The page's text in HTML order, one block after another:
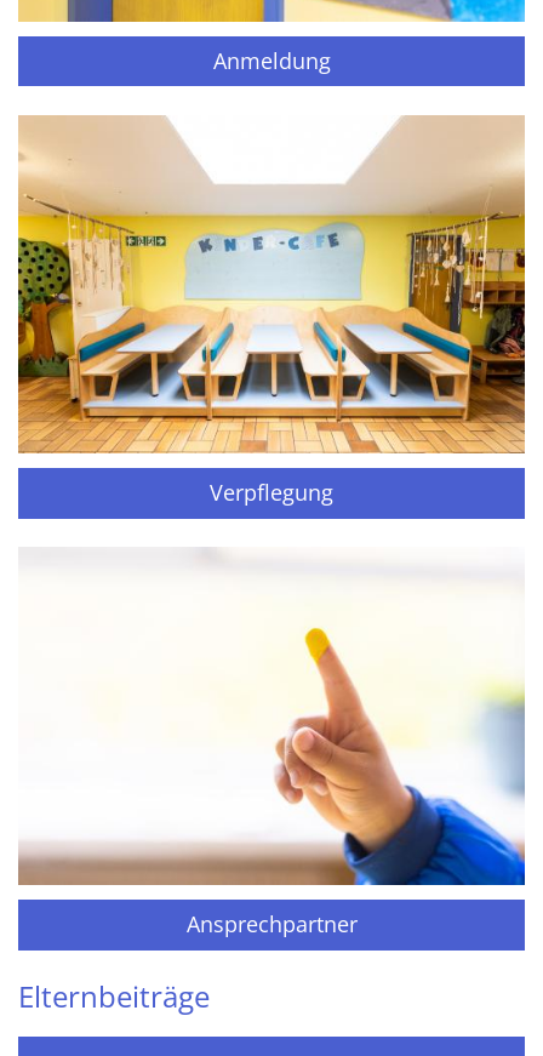
Anmeldung
Verpflegung
Ansprechpartner
Elternbeiträge